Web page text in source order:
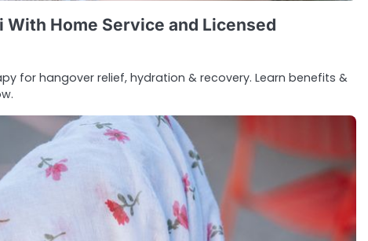
With Home Service and Licensed
for hangover relief, hydration & recovery. Learn benefits &